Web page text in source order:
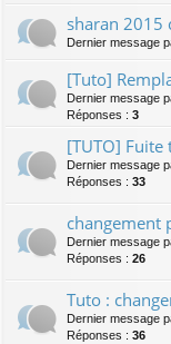
sharan 2015
Dernier message
[Tuto]
Dernier message
Réponses : 3
[TUTO]
Dernier message
Réponses : 33
changement
Dernier message
Réponses : 26
Tuto :
Dernier message
Réponses : 36